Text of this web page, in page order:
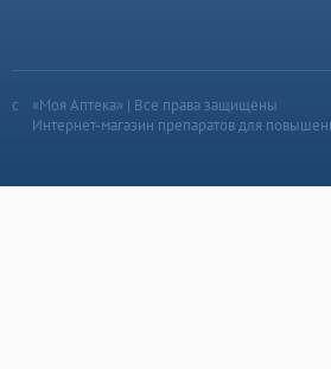
«Моя Аптека» | Все права защищены
Интернет-магазин препаратов для